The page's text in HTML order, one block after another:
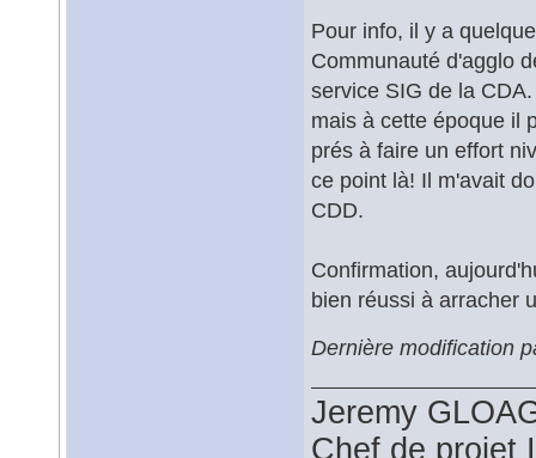
Pour info, il y a
Communauté d'agglo
service SIG de la
mais à cette époque il
prés à faire un effort
ce point là! Il m'avait
CDD.
Confirmation,
bien réussi à arracher
Dernière modification
Jeremy
Chef de projet